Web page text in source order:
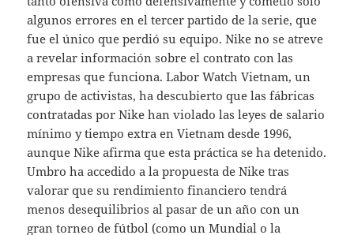
algunos errores en el tercer partido de la serie, que
fue el único que perdió su equipo. Nike no se atreve
a revelar información sobre el contrato con las
empresas que funciona. Labor Watch Vietnam, un
grupo de activistas, ha descubierto que las fábricas
contratadas por Nike han violado las leyes de salario
mínimo y tiempo extra en Vietnam desde 1996,
aunque Nike afirma que esta práctica se ha detenido.
Umbro ha accedido a la propuesta de Nike tras
valorar que su rendimiento financiero tendrá
menos desequilibrios al pasar de un año con un
gran torneo de fútbol (como un Mundial o la